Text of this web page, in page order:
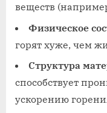
веществ
Физическое
горят хуже, чем
Структура
способствует
ускорению